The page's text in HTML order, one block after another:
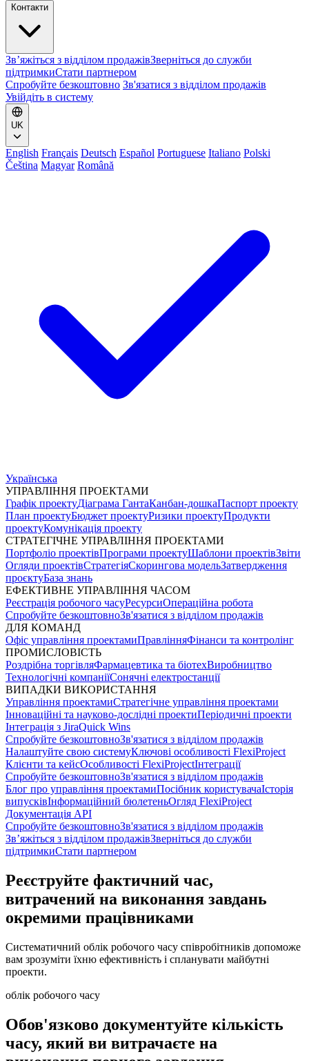
Контакти
Зв’яжіться з відділом продажівЗверніться до служби
підтримкиСтати партнером
Спробуйте безкоштовно Зв'язатися з відділом продажів
Увійдіть в систему
UK
English Français Deutsch Español Portuguese Italiano Polski
Čeština Magyar Română
Українська
УПРАВЛІННЯ ПРОЕКТАМИ
Графік проектуДіаграма ГантаКанбан-дошкаПаспорт проекту
План проектуБюджет проектуРизики проектуПродукти
проектуКомунікація проекту
СТРАТЕГІЧНЕ УПРАВЛІННЯ ПРОЕКТАМИ
Портфоліо проектівПрограми проектуШаблони проектівЗвіти
Огляди проектівСтратегіяСкорингова модельЗатвердження
проєктуБаза знань
ЕФЕКТИВНЕ УПРАВЛІННЯ ЧАСОМ
Реєстрація робочого часуРесурсиОпераційна робота
Спробуйте безкоштовноЗв'язатися з відділом продажів
ДЛЯ КОМАНД
Офіс управління проектамиПравлінняФінанси та контролінг
ПРОМИСЛОВІСТЬ
Роздрібна торгівляФармацевтика та біотехВиробництво
Технологічні компаніїСонячні електростанції
ВИПАДКИ ВИКОРИСТАННЯ
Управління проектамиСтратегічне управління проектами
Інноваційні та науково-дослідні проектиПеріодичні проекти
Інтеграція з JiraQuick Wins
Спробуйте безкоштовноЗв'язатися з відділом продажів
Налаштуйте свою системуКлючові особливості FlexiProject
Клієнти та кейсОсобливості FlexiProjectІнтеграції
Спробуйте безкоштовноЗв'язатися з відділом продажів
Блог про управління проектамиПосібник користувачаІсторія
випусківІнформаційний бюлетеньОгляд FlexiProject
Документація API
Спробуйте безкоштовноЗв'язатися з відділом продажів
Зв’яжіться з відділом продажівЗверніться до служби
підтримкиСтати партнером
Реєструйте фактичний час,
витрачений на виконання завдань
окремими працівниками
Систематичний облік робочого часу співробітників допоможе
вам зрозуміти їхню ефективність і спланувати майбутні
проекти.
облік робочого часу
Обов'язково документуйте кількість
часу, який ви витрачаєте на